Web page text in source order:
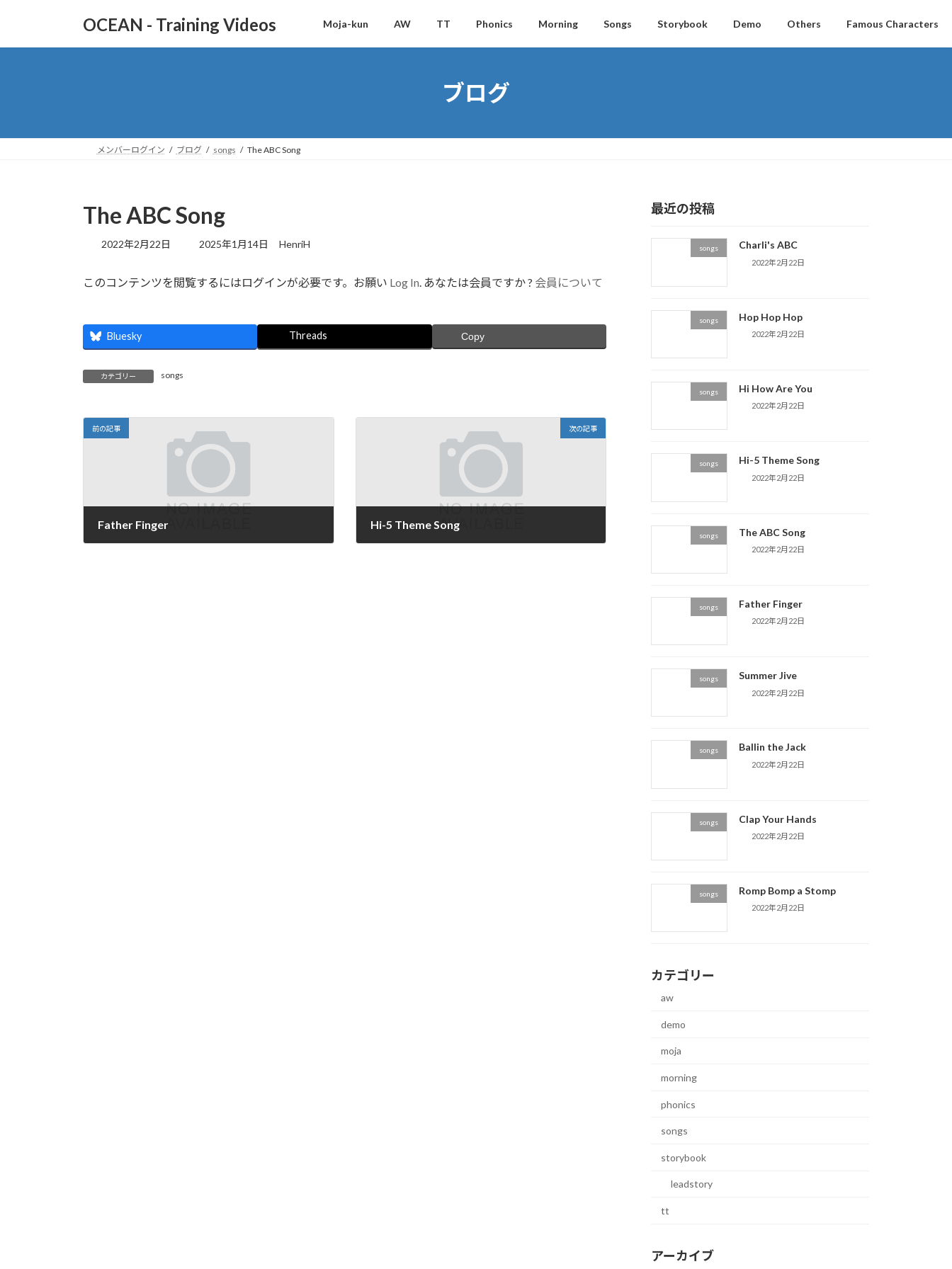
OCEAN - Training Videos Moja-kun AW TT Phonics Morning Songs Storybook Demo Others Famous Characters
ブログ
メンバーログイン ブログ songs The ABC Song
The ABC Song
2022年2月22日
最
新
:
2025年1月14日 HenriH
このコンテンツを閲覧するにはログインが必要です。お願い Log In . あなたは会員ですか ? 会員について
Bluesky Threads Copy
カテゴリー songs
前の記事
Father Finger
次の記事
Hi-5 Theme Song
最近の投稿
songs Charli's ABC
2022年2月22日
songs Hop Hop Hop
2022年2月22日
songs Hi How Are You
2022年2月22日
songs Hi-5 Theme Song
2022年2月22日
songs The ABC Song
2022年2月22日
songs Father Finger
2022年2月22日
songs Summer Jive
2022年2月22日
songs Ballin the Jack
2022年2月22日
songs Clap Your Hands
2022年2月22日
songs Romp Bomp a Stomp
2022年2月22日
カテゴリー
aw
demo
moja
morning
phonics
songs
storybook
leadstory
tt
アーカイブ